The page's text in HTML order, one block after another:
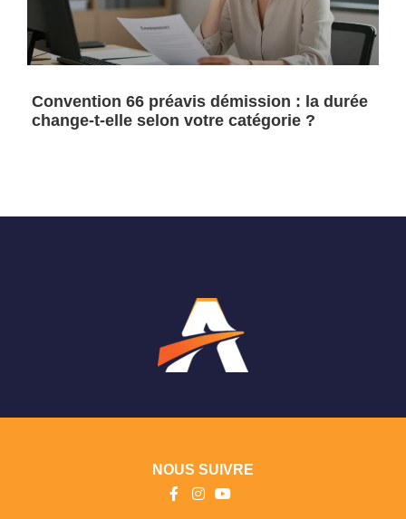
Convention 66 préavis démission : la durée
change-t-elle selon votre catégorie ?
NOUS SUIVRE